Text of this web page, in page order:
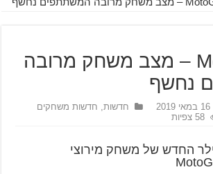
MotoGP 19 – מצב משחק מרובה
נחשף
16 במאי 2019 חדשות, חדשות משחקים
58 צפיות
החדש של משחק מירוצי